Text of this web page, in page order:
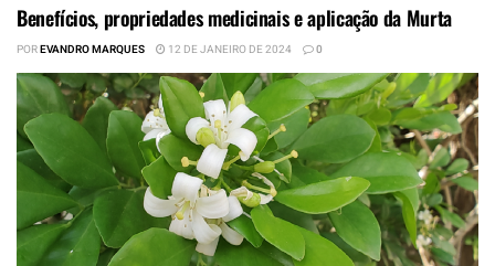
Benefícios, propriedades medicinais e aplicação da Murta
POREVANDRO MARQUES 12 DE JANEIRO DE 2024 0